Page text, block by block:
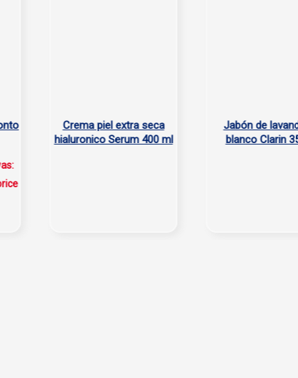
Crema piel extra seca
hialuronico Serum 400 ml
Jabón de lavandería
blanco Clarin 350 g